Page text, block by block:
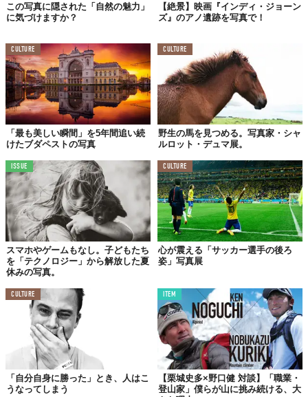
この写真に隠された「自然の魅力」
に気づけますか？
【絶景】映画『インディ・ジョーン
ズ』のアノ遺跡を写真で！
CULTURE
「最も美しい瞬間」を5年間追い続
けたブダペストの写真
CULTURE
野生の馬を見つめる。写真家・シャ
ルロット・デュマ展。
ISSUE
スマホやゲームもなし。子どもたち
を「テクノロジー」から解放した夏
休みの写真。
CULTURE
心が震える「サッカー選手の後ろ
姿」写真展
CULTURE
「自分自身に勝った」とき、人はこ
うなってしまう
ITEM
【栗城史多×野口健 対談】「職業・
登山家」僕らが山に挑み続ける、大